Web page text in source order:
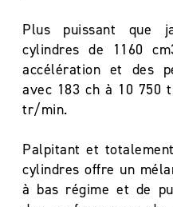
Plus puissant que
cylindres de 1160
accélération et des
avec 183 ch à 10 750
tr/min.
Palpitant et
cylindres offre un
à bas régime et de